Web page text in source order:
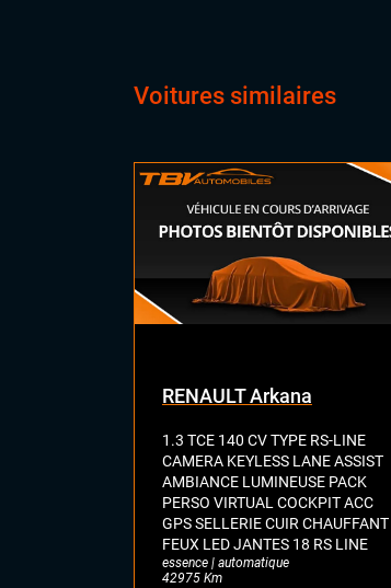
CONFORT
Voitures similaires
RENAULT Arkana
1.3 TCE 140 CV TYPE RS-LINE
CAMERA KEYLESS LANE ASSIST
AMBIANCE LUMINEUSE PACK
PERSO VIRTUAL COCKPIT ACC
GPS SELLERIE CUIR CHAUFFANT
FEUX LED JANTES 18 RS LINE
essence | automatique
42975 Km